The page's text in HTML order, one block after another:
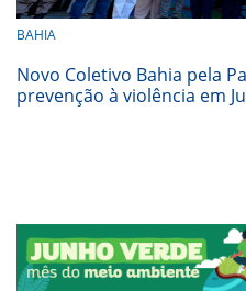
BAHIA
Novo Coletivo Bahia pela
prevenção à violência em